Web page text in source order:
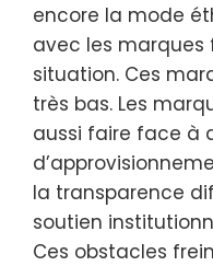
encore la mode
avec les
situation. Ces
très bas. Les
aussi faire face à
la transparence
soutien
Ces obstacles